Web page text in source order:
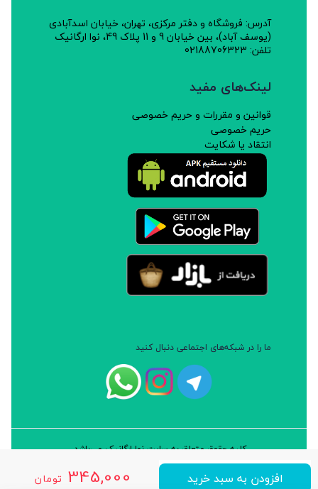
345,000 تومان افزودن به سبد خرید
سرشار از آهن.
طبع: گرم
چرا کشمش چشمه بهار
این شرکت تولید کننده بهترین و مرغوب ترین کشمش
پلوئی ارگانیک است که از هیچ گونه سموم شیمیایی یا
کودهای شیمیایی استفاده نشده است و پس از بازرسی
های سخت و طولانی مدت موفق به اخذ گواهی ارگانیک‌
آدرس: فروشگاه و دفتر مرکزی، تهران، خیابان اسدآبادی
(یوسف آباد)، بین خیابان 9 و 11 پلاک 49، نوا ارگانیک
تلفن: 02188706323
لینک‌های مفید
قوانین و مقررات و حریم خصوصی
حریم خصوصی
انتقاد یا شکایت
ما را در شبکه‌های اجتماعی دنبال کنید
کلیه حقوق متعلق به سایت نوا ارگانیک می‌باشد.
طراحی و توسعه: شرکت داده پردازان سورن ایرانیان (نرم افزار سارب)